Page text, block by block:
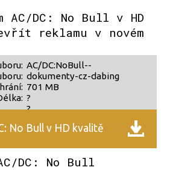
DC: No Bull v HD
reklamu v novém
AC/DC:NoBull--
dokumenty-cz-dabing
701 MB
?
?
No Bull v HD kvalitě
DC: No Bull